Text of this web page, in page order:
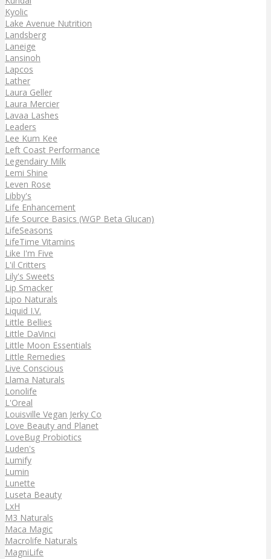
Kyolic
Lake Avenue Nutrition
Landsberg
Laneige
Lansinoh
Lapcos
Lather
Laura Geller
Laura Mercier
Lavaa Lashes
Leaders
Lee Kum Kee
Left Coast Performance
Legendairy Milk
Lemi Shine
Leven Rose
Libby's
Life Enhancement
Life Source Basics (WGP Beta Glucan)
LifeSeasons
LifeTime Vitamins
Like I'm Five
L'il Critters
Lily's Sweets
Lip Smacker
Lipo Naturals
Liquid I.V.
Little Bellies
Little DaVinci
Little Moon Essentials
Little Remedies
Live Conscious
Llama Naturals
Lonolife
L'Oreal
Louisville Vegan Jerky Co
Love Beauty and Planet
LoveBug Probiotics
Luden's
Lumify
Lumin
Lunette
Luseta Beauty
LxH
M3 Naturals
Maca Magic
Macrolife Naturals
MagniLife